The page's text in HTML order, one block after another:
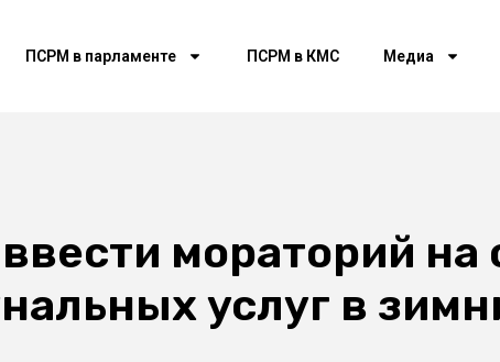
ПСРМ в парламенте ПСРМ в КМС Медиа
мораторий на
услуг в